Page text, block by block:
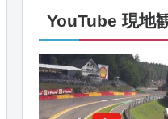
YouTube 現地